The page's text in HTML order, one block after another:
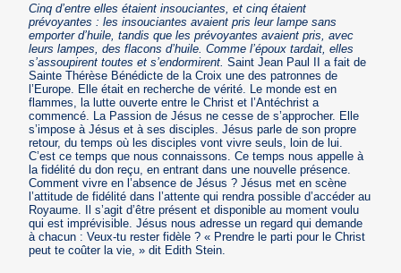
Cinq d’entre elles étaient insouciantes, et cinq étaient
prévoyantes : les insouciantes avaient pris leur lampe sans
emporter d’huile, tandis que les prévoyantes avaient pris, avec
leurs lampes, des flacons d’huile. Comme l’époux tardait, elles
s’assoupirent toutes et s’endormirent. Saint Jean Paul II a fait de
Sainte Thérèse Bénédicte de la Croix une des patronnes de
l’Europe. Elle était en recherche de vérité. Le monde est en
flammes, la lutte ouverte entre le Christ et l’Antéchrist a
commencé. La Passion de Jésus ne cesse de s’approcher. Elle
s’impose à Jésus et à ses disciples. Jésus parle de son propre
retour, du temps où les disciples vont vivre seuls, loin de lui.
C’est ce temps que nous connaissons. Ce temps nous appelle à
la fidélité du don reçu, en entrant dans une nouvelle présence.
Comment vivre en l’absence de Jésus ? Jésus met en scène
l’attitude de fidélité dans l’attente qui rendra possible d’accéder au
Royaume. Il s’agit d’être présent et disponible au moment voulu
qui est imprévisible. Jésus nous adresse un regard qui demande
à chacun : Veux-tu rester fidèle ? « Prendre le parti pour le Christ
peut te coûter la vie, » dit Edith Stein.